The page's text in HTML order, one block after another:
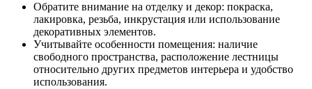
Обратите внимание на отделку и декор: покраска,
лакировка, резьба, инкрустация или использование
декоративных элементов.
Учитывайте особенности помещения: наличие
свободного пространства, расположение лестницы
относительно других предметов интерьера и удобство
использования.